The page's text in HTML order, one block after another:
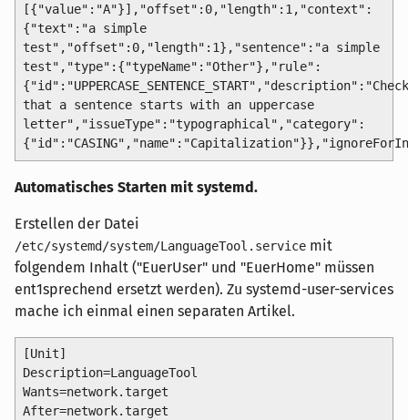
[{"value":"A"}],"offset":0,"length":1,"context":
{"text":"a simple
test","offset":0,"length":1},"sentence":"a simple
test","type":{"typeName":"Other"},"rule":
that a sentence starts with an uppercase
letter","issueType":"typographical","category":
Automatisches Starten mit systemd.
Erstellen der Datei
/etc/systemd/system/LanguageTool.service mit
folgendem Inhalt ("EuerUser" und "EuerHome" müssen
ent1sprechend ersetzt werden). Zu systemd-user-services
mache ich einmal einen separaten Artikel.
[Unit]
Description=LanguageTool
Wants=network.target
After=network.target